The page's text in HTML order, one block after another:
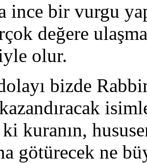
ince bir vurgu
değere
olur.
bizde
kuranın,
götürecek ne